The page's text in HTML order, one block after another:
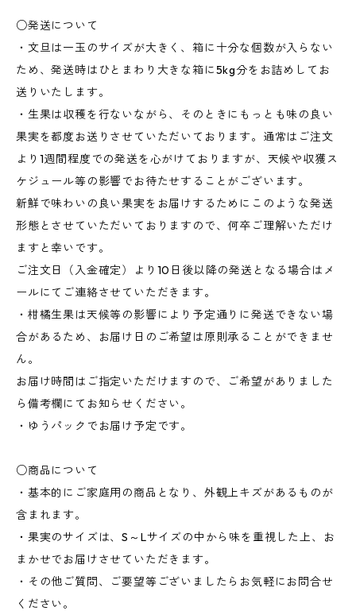
○発送について
・文旦は一玉のサイズが大きく、箱に十分な個数が入らない
ため、発送時はひとまわり大きな箱に5kg分をお詰めしてお
送りいたします。
・生果は収穫を行ないながら、そのときにもっとも味の良い
果実を都度お送りさせていただいております。通常はご注文
より1週間程度での発送を心がけておりますが、天候や収獲ス
ケジュール等の影響でお待たせすることがございます。
新鮮で味わいの良い果実をお届けするためにこのような発送
形態とさせていただいておりますので、何卒ご理解いただけ
ますと幸いです。
ご注文日（入金確定）より10日後以降の発送となる場合はメ
ールにてご連絡させていただきます。
・柑橘生果は天候等の影響により予定通りに発送できない場
合があるため、お届け日のご希望は原則承ることができませ
ん。
お届け時間はご指定いただけますので、ご希望がありました
ら備考欄にてお知らせください。
・ゆうパックでお届け予定です。
○商品について
・基本的にご家庭用の商品となり、外観上キズがあるものが
含まれます。
・果実のサイズは、S～Lサイズの中から味を重視した上、お
まかせでお届けさせていただきます。
・その他ご質問、ご要望等ございましたらお気軽にお問合せ
ください。